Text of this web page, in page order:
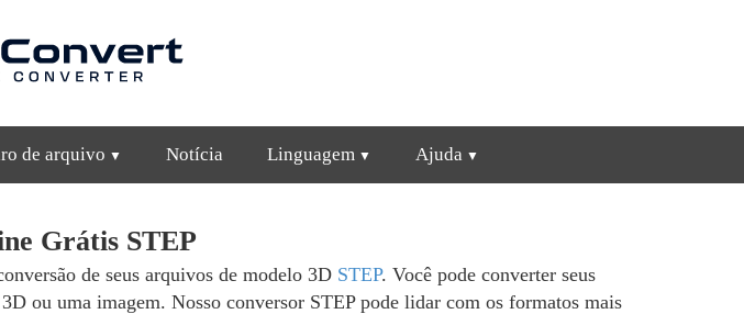
de arquivo Notícia Linguagem Ajuda
Grátis STEP
de seus arquivos de modelo 3D STEP. Você pode converter seus
ou uma imagem. Nosso conversor STEP pode lidar com os formatos mais